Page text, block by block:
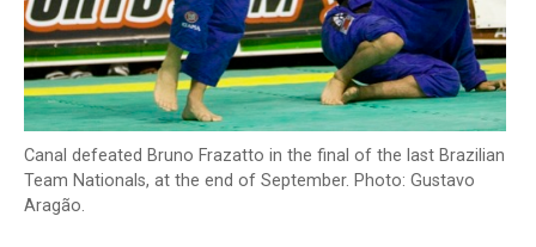
Canal defeated Bruno Frazatto in the final of the last Brazilian
Team Nationals, at the end of September. Photo: Gustavo
Aragão.